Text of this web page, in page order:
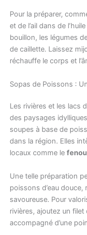
Pour la préparer,
et de l’ail dans de
bouillon, les légumes
de caillette. Laissez
réchauffe le corps et
Sopas de Poissons :
Les rivières et les lacs
des paysages
soupes à base de
dans la région. Elles
locaux comme le
Une telle préparation
poissons d’eau
savoureuse. Pour
rivières, ajoutez un filet
accompagné d’une